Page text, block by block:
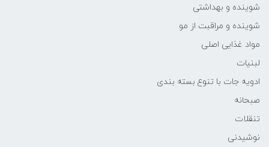
شوینده و بهداشتی
شوینده و مراقبت از مو
مواد غذایی اصلی
لبنیات
ادویه جات با تنوع بسته بندی
صبحانه
تنقلات
نوشیدنی